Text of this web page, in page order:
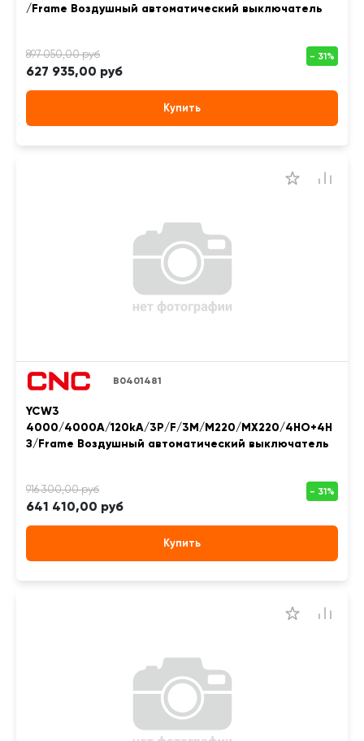
/Frame Воздушный автоматический выключатель
627 935,00 руб
Купить
B0401481
YCW3
4000/4000A/120kA/3P/F/3M/M220/MX220/4НО+4Н
З/Frame Воздушный автоматический выключатель
641 410,00 руб
Купить